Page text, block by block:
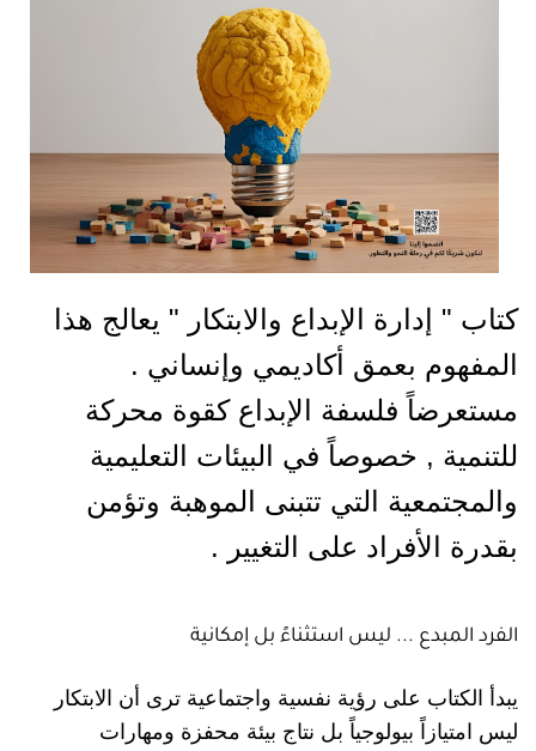
كتاب " إدارة الإبداع والابتكار " يعالج هذا
المفهوم بعمق أكاديمي وإنساني .
مستعرضاً فلسفة الإبداع كقوة محركة
للتنمية , خصوصاً في البيئات التعليمية
والمجتمعية التي تتبنى الموهبة وتؤمن
بقدرة الأفراد على التغيير .
الفرد المبدع ... ليس استثناءً بل إمكانية
يبدأ الكتاب على رؤية نفسية واجتماعية ترى أن الابتكار
ليس امتيازاً بيولوجياً بل نتاج بيئة محفزة ومهارات